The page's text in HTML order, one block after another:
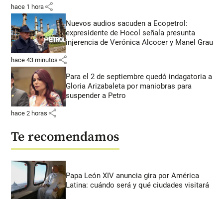
hace 1 hora share
Nuevos audios sacuden a Ecopetrol:
expresidente de Hocol señala presunta
injerencia de Verónica Alcocer y Manel Grau
hace 43 minutos share
Para el 2 de septiembre quedó indagatoria a
Gloria Arizabaleta por maniobras para
suspender a Petro
hace 2 horas share
Te recomendamos
Papa León XIV anuncia gira por América
Latina: cuándo será y qué ciudades visitará